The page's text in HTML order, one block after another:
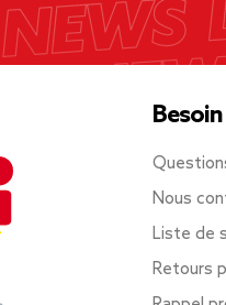
Besoin
Nous
Liste de
Retours